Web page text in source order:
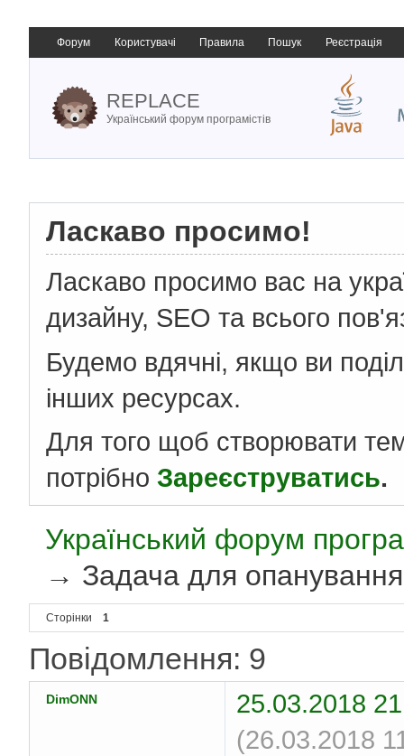
Форум Користувачі Правила Пошук Реєстрація
REPLACE
Український форум програмістів
Ласкаво просимо!
Ласкаво просимо вас на
дизайну, SEO та всього
Будемо вдячні, якщо ви
інших ресурсах.
Для того щоб створювати
потрібно Зареєструватись.
Український форум
→ Задача для
Сторінки 1
Повідомлення: 9
DimONN
25.03.2018
(26.03.2018